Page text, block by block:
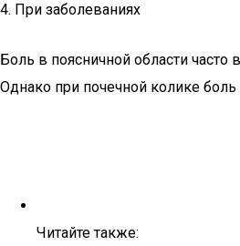
4. При заболеваниях
Боль в поясничной области
Однако при почечной колике боль
Читайте также: